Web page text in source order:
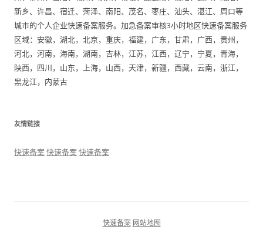
新乡、许昌、宿迁、菏泽、南阳、茂名、枣庄、汕头、湛江、周口等
城市的个人企业快速备案服务。加急备案审核3小时地区快速备案服务
区域：安徽，湖北，北京，重庆，福建，广东，甘肃，广西，贵州，
河北，河南，海南，湖南，吉林，江苏，江西，辽宁，宁夏，青海，
陕西，四川，山东，上海，山西，天津，新疆，西藏，云南，浙江，
黑龙江，内蒙古
友情链接
快速备案快速备案快速备案
快速备案 网站地图